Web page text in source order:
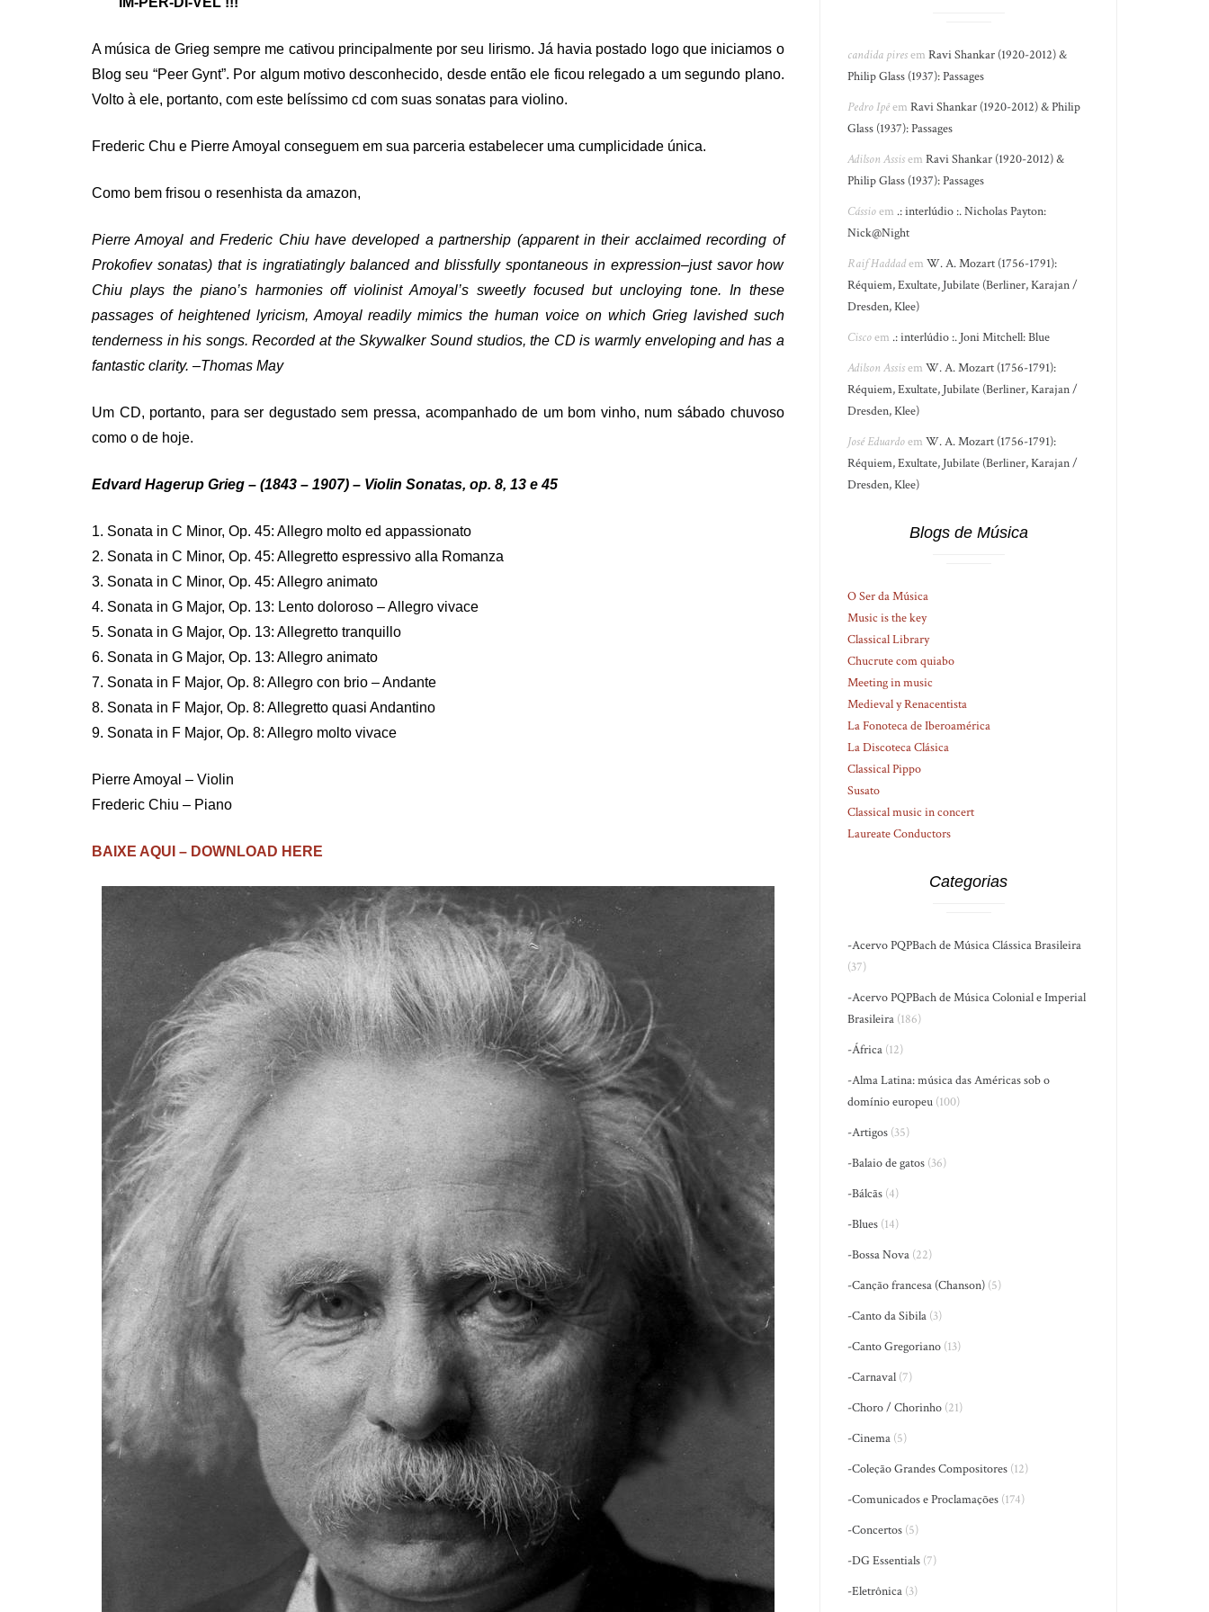
A música de Grieg sempre me cativou principalmente por seu lirismo. Já havia postado logo que iniciamos o
Blog seu “Peer Gynt”. Por algum motivo desconhecido, desde então ele ficou relegado a um segundo plano.
Volto à ele, portanto, com este belíssimo cd com suas sonatas para violino.
Frederic Chu e Pierre Amoyal conseguem em sua parceria estabelecer uma cumplicidade única.
Como bem frisou o resenhista da amazon,
Pierre Amoyal and Frederic Chiu have developed a partnership (apparent in their acclaimed recording of
Prokofiev sonatas) that is ingratiatingly balanced and blissfully spontaneous in expression–just savor how
Chiu plays the piano’s harmonies off violinist Amoyal’s sweetly focused but uncloying tone. In these
passages of heightened lyricism, Amoyal readily mimics the human voice on which Grieg lavished such
tenderness in his songs. Recorded at the Skywalker Sound studios, the CD is warmly enveloping and has a
fantastic clarity. –Thomas May
Um CD, portanto, para ser degustado sem pressa, acompanhado de um bom vinho, num sábado chuvoso
como o de hoje.
Edvard Hagerup Grieg – (1843 – 1907) – Violin Sonatas, op. 8, 13 e 45
1. Sonata in C Minor, Op. 45: Allegro molto ed appassionato
2. Sonata in C Minor, Op. 45: Allegretto espressivo alla Romanza
3. Sonata in C Minor, Op. 45: Allegro animato
4. Sonata in G Major, Op. 13: Lento doloroso – Allegro vivace
5. Sonata in G Major, Op. 13: Allegretto tranquillo
6. Sonata in G Major, Op. 13: Allegro animato
7. Sonata in F Major, Op. 8: Allegro con brio – Andante
8. Sonata in F Major, Op. 8: Allegretto quasi Andantino
9. Sonata in F Major, Op. 8: Allegro molto vivace
Pierre Amoyal – Violin
Frederic Chiu – Piano
BAIXE AQUI – DOWNLOAD HERE
candida piresemRavi Shankar (1920-2012) &
Philip Glass (1937): Passages
Pedro IpêemRavi Shankar (1920-2012) & Philip
Glass (1937): Passages
Adilson AssisemRavi Shankar (1920-2012) &
Philip Glass (1937): Passages
Cássioem .: interlúdio :. Nicholas Payton:
Nick@Night
Raif HaddademW. A. Mozart (1756-1791):
Réquiem, Exultate, Jubilate (Berliner, Karajan /
Dresden, Klee)
Ciscoem .: interlúdio :. Joni Mitchell: Blue
Adilson AssisemW. A. Mozart (1756-1791):
Réquiem, Exultate, Jubilate (Berliner, Karajan /
Dresden, Klee)
José EduardoemW. A. Mozart (1756-1791):
Réquiem, Exultate, Jubilate (Berliner, Karajan /
Dresden, Klee)
Blogs de Música
O Ser da Música
Music is the key
Classical Library
Chucrute com quiabo
Meeting in music
Medieval y Renacentista
La Fonoteca de Iberoamérica
La Discoteca Clásica
Classical Pippo
Susato
Classical music in concert
Laureate Conductors
Categorias
-Acervo PQPBach de Música Clássica Brasileira
(37)
-Acervo PQPBach de Música Colonial e Imperial
Brasileira (186)
-África (12)
-Alma Latina: música das Américas sob o
domínio europeu (100)
-Artigos (35)
-Balaio de gatos (36)
-Bálcãs (4)
-Blues (14)
-Bossa Nova (22)
-Canção francesa (Chanson) (5)
-Canto da Sibila (3)
-Canto Gregoriano (13)
-Carnaval (7)
-Choro / Chorinho (21)
-Cinema (5)
-Coleção Grandes Compositores (12)
-Comunicados e Proclamações (174)
-Concertos (5)
-DG Essentials (7)
-Eletrônica (3)